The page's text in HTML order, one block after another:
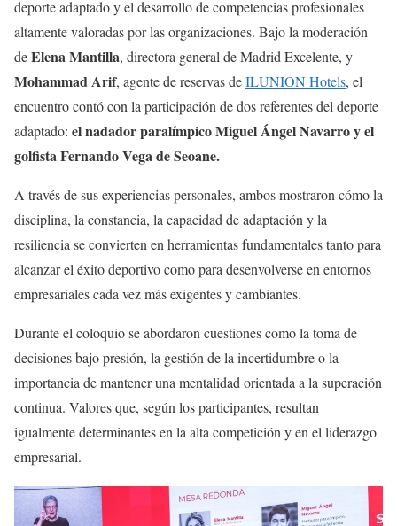
deporte adaptado y el desarrollo de competencias profesionales
altamente valoradas por las organizaciones. Bajo la moderación
deElena Mantilla, directora general de Madrid Excelente, y
Mohammad Arif, agente de reservas deILUNION Hotels, el
encuentro contó con la participación de dos referentes del deporte
adaptado: el nadador paralímpico Miguel Ángel Navarro y el
golfista Fernando Vega de Seoane.
A través de sus experiencias personales, ambos mostraron cómo la
disciplina, la constancia, la capacidad de adaptación y la
resiliencia se convierten en herramientas fundamentales tanto para
alcanzar el éxito deportivo como para desenvolverse en entornos
empresariales cada vez más exigentes y cambiantes.
Durante el coloquio se abordaron cuestiones como la toma de
decisiones bajo presión, la gestión de la incertidumbre o la
importancia de mantener una mentalidad orientada a la superación
continua. Valores que, según los participantes, resultan
igualmente determinantes en la alta competición y en el liderazgo
empresarial.